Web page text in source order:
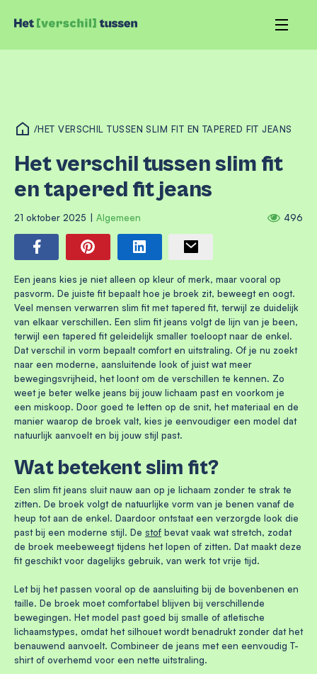
/HET VERSCHIL TUSSEN SLIM FIT EN TAPERED FIT JEANS
Het verschil tussen slim fit
en tapered fit jeans
21 oktober 2025 Algemeen 496
Een jeans kies je niet alleen op kleur of merk, maar vooral op
pasvorm. De juiste fit bepaalt hoe je broek zit, beweegt en oogt.
Veel mensen verwarren slim fit met tapered fit, terwijl ze duidelijk
van elkaar verschillen. Een slim fit jeans volgt de lijn van je been,
terwijl een tapered fit geleidelijk smaller toeloopt naar de enkel.
Dat verschil in vorm bepaalt comfort en uitstraling. Of je nu zoekt
naar een moderne, aansluitende look of juist wat meer
bewegingsvrijheid, het loont om de verschillen te kennen. Zo
weet je beter welke jeans bij jouw lichaam past en voorkom je
een miskoop. Door goed te letten op de snit, het materiaal en de
manier waarop de broek valt, kies je eenvoudiger een model dat
natuurlijk aanvoelt en bij jouw stijl past.
Wat betekent slim fit?
Een slim fit jeans sluit nauw aan op je lichaam zonder te strak te
zitten. De broek volgt de natuurlijke vorm van je benen vanaf de
heup tot aan de enkel. Daardoor ontstaat een verzorgde look die
past bij een moderne stijl. De stof bevat vaak wat stretch, zodat
de broek meebeweegt tijdens het lopen of zitten. Dat maakt deze
fit geschikt voor dagelijks gebruik, van werk tot vrije tijd.
Let bij het passen vooral op de aansluiting bij de bovenbenen en
taille. De broek moet comfortabel blijven bij verschillende
bewegingen. Het model past goed bij smalle of atletische
lichaamstypes, omdat het silhouet wordt benadrukt zonder dat het
benauwend aanvoelt. Combineer de jeans met een eenvoudig T-
shirt of overhemd voor een nette uitstraling.